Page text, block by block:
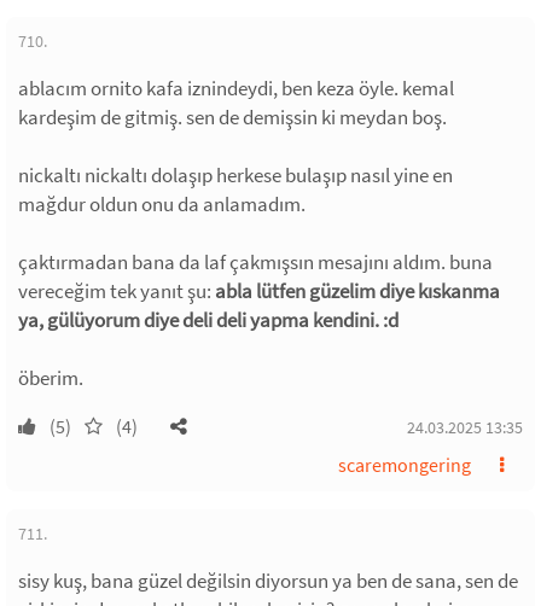
710.
ablacım ornito kafa iznindeydi, ben keza öyle. kemal
kardeşim de gitmiş. sen de demişsin ki meydan boş.
nickaltı nickaltı dolaşıp herkese bulaşıp nasıl yine en
mağdur oldun onu da anlamadım.
çaktırmadan bana da laf çakmışsın mesajını aldım. buna
vereceğim tek yanıt şu: abla lütfen güzelim diye kıskanma
ya, gülüyorum diye deli deli yapma kendini. :d
öberim.
(5) (4) 24.03.2025 13:35
scaremongering
711.
sisy kuş, bana güzel değilsin diyorsun ya ben de sana, sen de